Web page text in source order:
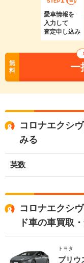
愛車情報を
入力して
査定申し込み
無
料
一
コロナエクシ
みる
英数
コロナエクシ
ド車の車買取
トヨタ
プリウ